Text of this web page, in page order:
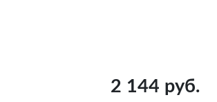
2 144 руб.